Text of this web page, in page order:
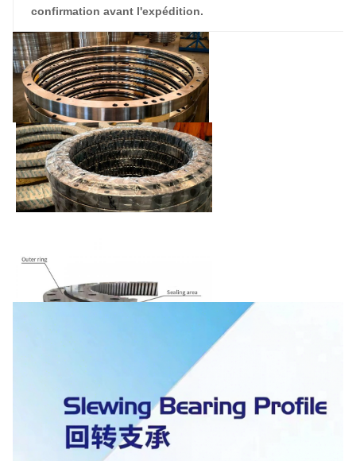
confirmation avant l'expédition.